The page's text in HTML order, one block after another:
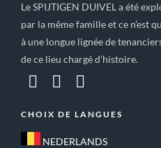
Le SPIJTIGEN DUIVEL a été
par la même famille et ce n’est
à une longue lignée de
de ce lieu chargé d’histoire.
CHOIX DE LANGUES
NEDERLANDS